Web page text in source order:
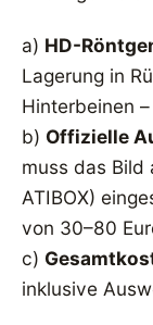
a) HD-
Lagerung in
Hinterbeinen
b) Offizielle
muss das Bild
ATIBOX)
von 30–80
c)
inklusive